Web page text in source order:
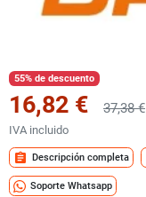
55% de descuento
16,82 € 37,38 €
IVA incluido
assignment Descripción completa
Soporte Whatsapp